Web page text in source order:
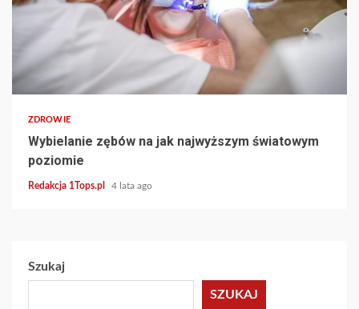
2 min read
ZDROWIE
Wybielanie zębów na jak najwyższym światowym
poziomie
Redakcja 1Tops.pl 4 lata ago
Szukaj
SZUKAJ